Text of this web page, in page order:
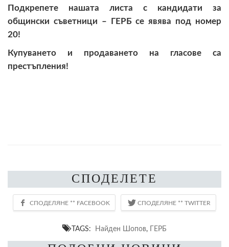
Подкрепете нашата листа с кандидати за
общински съветници – ГЕРБ се явява под номер
20!
Купуването и продаването на гласове са
престъпления!
СПОДЕЛЕТЕ
TAGS: Найден Шопов, ГЕРБ